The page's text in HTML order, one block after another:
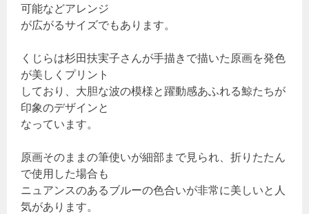
可能などアレンジ
が広がるサイズでもあります。
くじらは杉田扶実子さんが手描きで描いた原画を発色
が美しくプリント
しており、大胆な波の模様と躍動感あふれる鯨たちが
印象のデザインと
なっています。
原画そのままの筆使いが細部まで見られ、折りたたん
で使用した場合も
ニュアンスのあるブルーの色合いが非常に美しいと人
気があります。